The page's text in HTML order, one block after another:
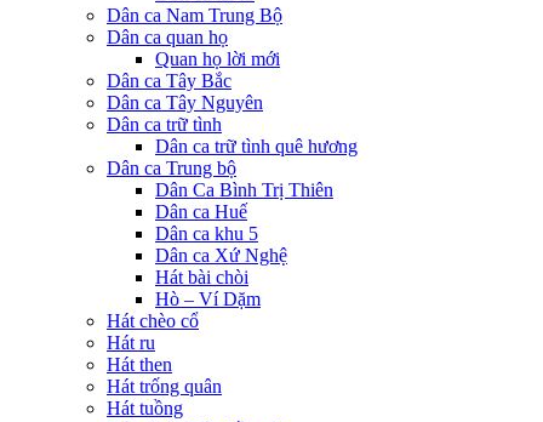
Dân ca Nam Trung Bộ
Dân ca quan họ
Quan họ lời mới
Dân ca Tây Bắc
Dân ca Tây Nguyên
Dân ca trữ tình
Dân ca trữ tình quê hương
Dân ca Trung bộ
Dân Ca Bình Trị Thiên
Dân ca Huế
Dân ca khu 5
Dân ca Xứ Nghệ
Hát bài chòi
Hò – Ví Dặm
Hát chèo cổ
Hát ru
Hát then
Hát trống quân
Hát tuồng